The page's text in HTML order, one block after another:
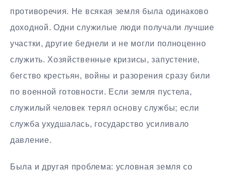
противоречия. Не всякая земля была одинаково
доходной. Одни служилые люди получали лучшие
участки, другие беднели и не могли полноценно
служить. Хозяйственные кризисы, запустение,
бегство крестьян, войны и разорения сразу били
по военной готовности. Если земля пустела,
служилый человек терял основу службы; если
служба ухудшалась, государство усиливало
давление.
Была и другая проблема: условная земля со